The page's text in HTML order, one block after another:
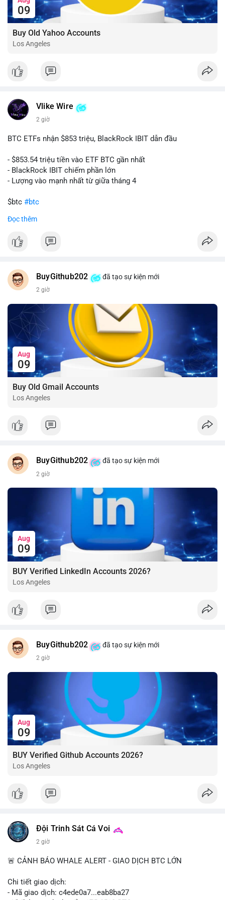
09
Buy Old Yahoo Accounts
Los Angeles
Vlike Wire
2 giờ
BTC ETFs nhận $853 triệu, BlackRock IBIT dẫn đầu
- $853.54 triệu tiền vào ETF BTC gần nhất
- BlackRock IBIT chiếm phần lớn
- Lượng vào mạnh nhất từ giữa tháng 4
$btc #btc
#vlikevn
📰 Nguồn: CoinDesk
Đọc thêm
BuyGithub202 đã tạo sự kiện mới
2 giờ
Aug
09
Buy Old Gmail Accounts
Los Angeles
BuyGithub202 đã tạo sự kiện mới
2 giờ
Aug
09
BUY Verified LinkedIn Accounts 2026?
Los Angeles
BuyGithub202 đã tạo sự kiện mới
2 giờ
Aug
09
BUY Verified Github Accounts 2026?
Los Angeles
Đội Trinh Sát Cá Voi
2 giờ
🚨 CẢNH BÁO WHALE ALERT - GIAO DỊCH BTC LỚN
Chi tiết giao dịch:
- Mã giao dịch: c4ede0a7...eab8ba27